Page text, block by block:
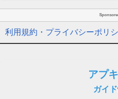
利用規約・プライバシーポリ
アプ
ガイ